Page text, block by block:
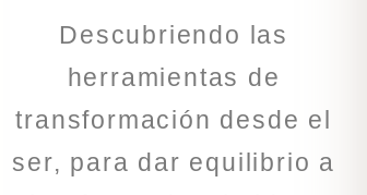
Descubriendo las
herramientas de
transformación desde el
ser, para dar equilibrio a